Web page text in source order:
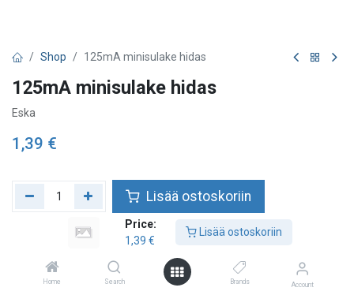
Price:
1,39 €
Lisää ostoskoriin
Home Search Brands Account
Shop 125mA minisulake hidas
125mA minisulake hidas
Eska
1,39 €
Lisää ostoskoriin
Lisää toivelistalle